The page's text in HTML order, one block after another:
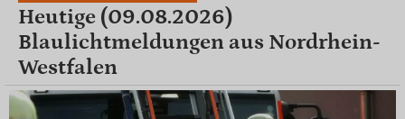
Heutige (09.08.2026)
Blaulichtmeldungen aus Nordrhein-
Westfalen